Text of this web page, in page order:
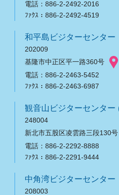
電話：886-2-2492-2016
ﾌｧｸｽ：886-2-2492-4519
和平島ビジターセンター
202009
基隆市中正区平一路360号
電話：886-2-2463-5452
ﾌｧｸｽ：886-2-2463-6987
観音山ビジターセンター
248004
新北市五股区凌雲路三段130号
電話：886-2-2292-8888
ﾌｧｸｽ：886-2-2291-9444
中角湾ビジターセンター
208003